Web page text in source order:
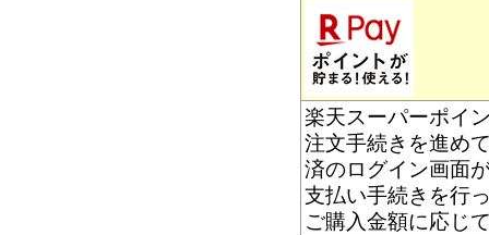
楽天スーパーポイ
注文手続きを進め
済のログイン画面
支払い手続きを行
ご購入金額に応じ